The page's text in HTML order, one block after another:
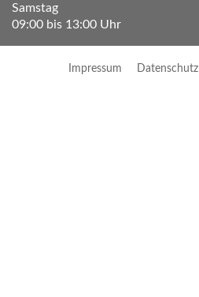
Samstag
09:00 bis 13:00 Uhr
Impressum Datenschutz